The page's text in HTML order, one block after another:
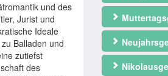
und des
Jurist und
Ideale
Balladen und
zutiefst
des